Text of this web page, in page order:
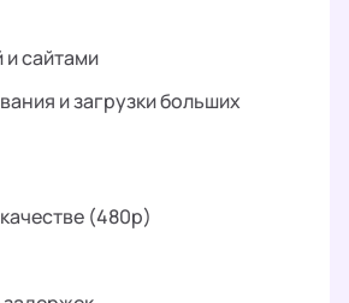
и сайтами
и загрузки больших
(480p)